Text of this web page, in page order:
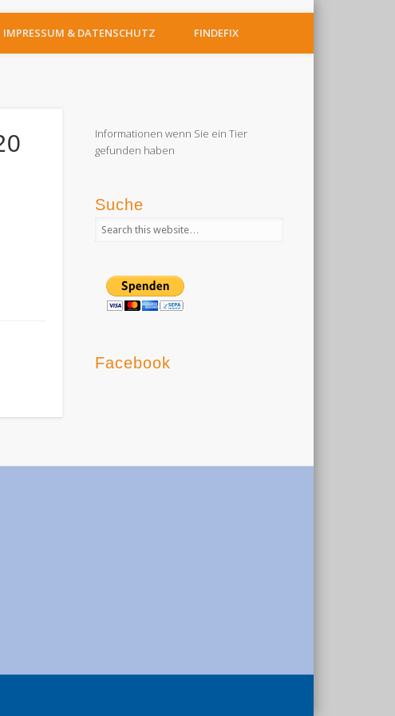
IMPRESSUM & DATENSCHUTZ FINDEFIX
Informationen wenn Sie ein Tier
gefunden haben
Suche
Facebook